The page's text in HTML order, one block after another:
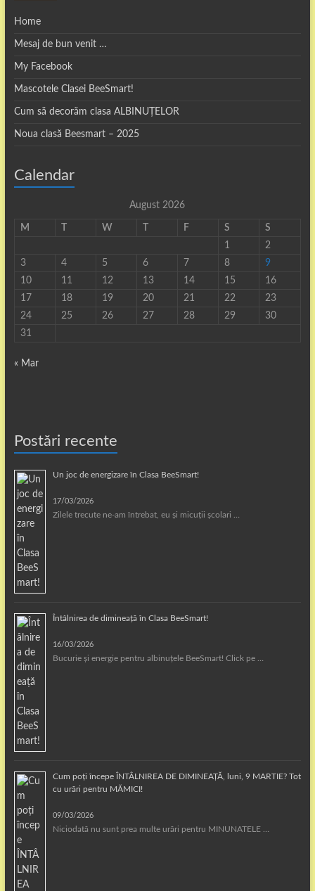
Home
Mesaj de bun venit …
My Facebook
Mascotele Clasei BeeSmart!
Cum să decorăm clasa ALBINUȚELOR
Noua clasă Beesmart – 2025
Calendar
August 2026
M T W T F S
S
1
2
3
4 5 6 7 8
9
10
11 12 13 14 15
16
17
18 19 20 21 22
23
24
25 26 27 28 29
30
31
« Mar
Postări recente
Un joc de energizare în Clasa BeeSmart!
17/03/2026
Zilele trecute ne-am întrebat, eu și micuții școlari …
Întâlnirea de dimineață în Clasa BeeSmart!
16/03/2026
Bucurie și energie pentru albinuțele BeeSmart! Click pe …
Cum poți începe ÎNTÂLNIREA DE DIMINEAȚĂ, luni, 9 MARTIE? Tot
cu urări pentru MĂMICI!
09/03/2026
Niciodată nu sunt prea multe urări pentru MINUNATELE …